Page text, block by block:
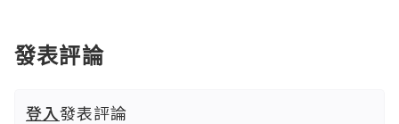
發表評論
登入發表評論